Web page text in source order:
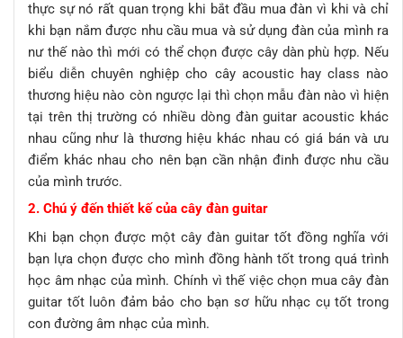
thực sự nó rất quan trọng khi bắt đầu mua đàn vì khi và chỉ
khi bạn nắm được nhu cầu mua và sử dụng đàn của mình ra
nư thế nào thì mới có thể chọn được cây dàn phù hợp. Nếu
biểu diễn chuyên nghiệp cho cây acoustic hay class nào
thương hiệu nào còn ngược lại thì chọn mẫu đàn nào vì hiện
tại trên thị trường có nhiều dòng đàn guitar acoustic khác
nhau cũng như là thương hiệu khác nhau có giá bán và ưu
điểm khác nhau cho nên bạn cần nhận đinh được nhu cầu
của mình trước.
2. Chú ý đến thiết kế của cây đàn guitar
Khi bạn chọn được một cây đàn guitar tốt đồng nghĩa với
bạn lựa chọn được cho mình đồng hành tốt trong quá trình
học âm nhạc của mình. Chính vì thế việc chọn mua cây đàn
guitar tốt luôn đảm bảo cho bạn sơ hữu nhạc cụ tốt trong
con đường âm nhạc của mình.